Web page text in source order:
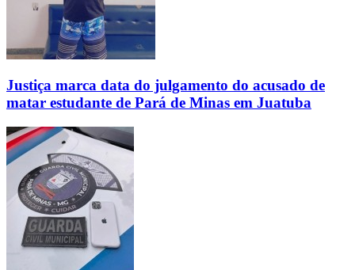
Justiça marca data do julgamento do acusado de
matar estudante de Pará de Minas em Juatuba